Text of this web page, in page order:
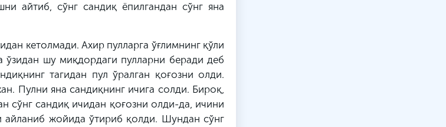
айтиб, сўнг сандиқ ёпилгандан сўнг яна
кетолмади. Ахир пулларга ўғлимнинг қўли
ўзидан шу миқдордаги пулларни беради деб
тагидан пул ўралган қоғозни олди.
Пулни яна сандиқнинг ичига солди. Бироқ,
сўнг сандиқ ичидан қоғозни олди-да, ичини
жойида ўтириб қолди. Шундан сўнг